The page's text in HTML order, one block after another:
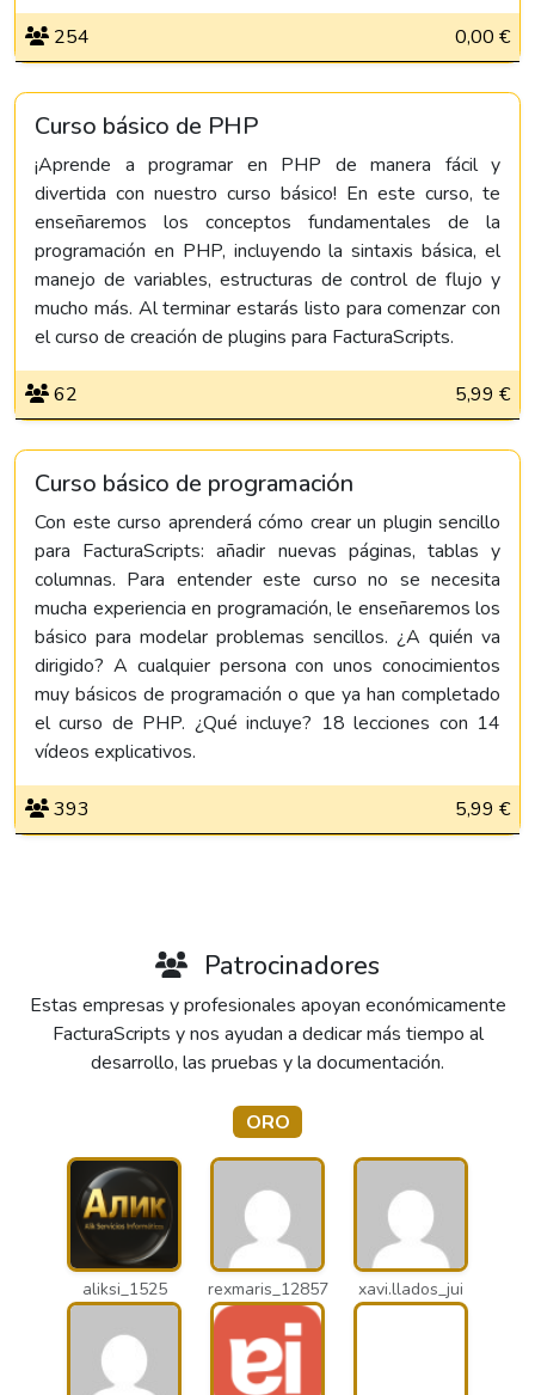
254 0,00 €
Curso básico de PHP
¡Aprende a programar en PHP de manera fácil y
divertida con nuestro curso básico! En este curso, te
enseñaremos los conceptos fundamentales de la
programación en PHP, incluyendo la sintaxis básica, el
manejo de variables, estructuras de control de flujo y
mucho más. Al terminar estarás listo para comenzar con
el curso de creación de plugins para FacturaScripts.
62 5,99 €
Curso básico de programación
Con este curso aprenderá cómo crear un plugin sencillo
para FacturaScripts: añadir nuevas páginas, tablas y
columnas. Para entender este curso no se necesita
mucha experiencia en programación, le enseñaremos los
básico para modelar problemas sencillos. ¿A quién va
dirigido? A cualquier persona con unos conocimientos
muy básicos de programación o que ya han completado
el curso de PHP. ¿Qué incluye? 18 lecciones con 14
vídeos explicativos.
393 5,99 €
Patrocinadores
Estas empresas y profesionales apoyan económicamente
FacturaScripts y nos ayudan a dedicar más tiempo al
desarrollo, las pruebas y la documentación.
ORO
aliksi_1525 rexmaris_12857 xavi.llados_jui